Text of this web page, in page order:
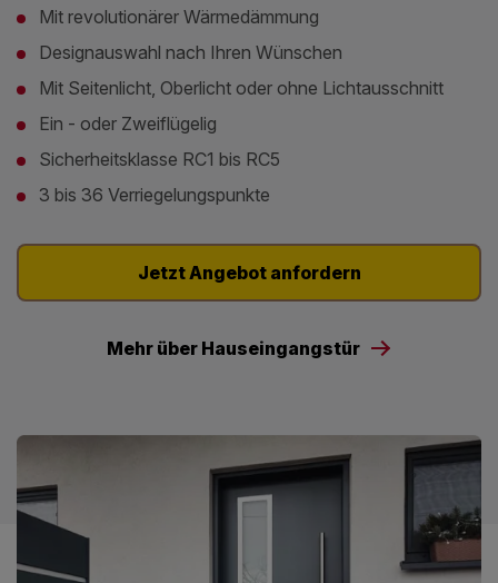
Mit revolutionärer Wärmedämmung
Designauswahl nach Ihren Wünschen
Mit Seitenlicht, Oberlicht oder ohne Lichtausschnitt
Ein - oder Zweiflügelig
Sicherheitsklasse RC1 bis RC5
3 bis 36 Verriegelungspunkte
Jetzt Angebot anfordern
Mehr über Hauseingangstür